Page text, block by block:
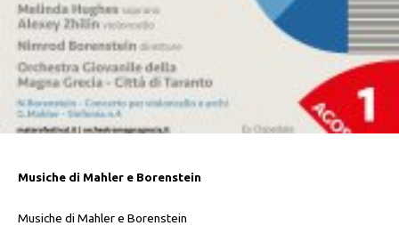
Musiche di Mahler e Borenstein
Musiche di Mahler e Borenstein